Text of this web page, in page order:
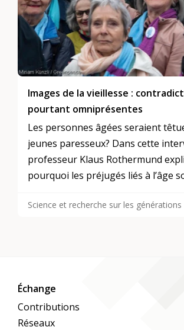
Images de la vieillesse :
pourtant omniprésentes
Les personnes âgées seraient
jeunes paresseux? Dans cette
professeur Klaus Rothermund
pourquoi les préjugés liés à l’âge
aborde également le rôle que
représentations.
Science et recherche sur les générations
Échange
Contributions
Réseaux